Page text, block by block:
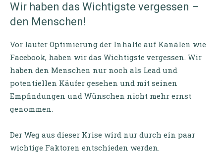
Wir haben das Wichtigste vergessen –
den Menschen!
Vor lauter Optimierung der Inhalte auf Kanälen wie
Facebook, haben wir das Wichtigste vergessen. Wir
haben den Menschen nur noch als Lead und
potentiellen Käufer gesehen und mit seinen
Empfindungen und Wünschen nicht mehr ernst
genommen.
Der Weg aus dieser Krise wird nur durch ein paar
wichtige Faktoren entschieden werden.